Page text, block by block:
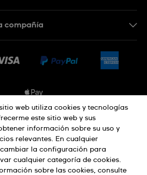
contrato
compañía
Aviso sobre cookies
Términos de uso
web utiliza cookies y tecnologías
este sitio web y sus
información sobre su uso y
relevantes. En cualquier
la configuración para
cualquier categoría de cookies.
sobre las cookies, consulte